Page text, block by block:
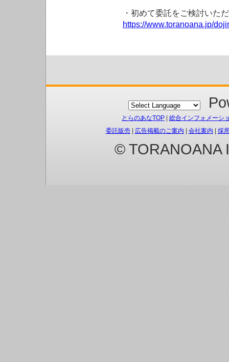
・初めて委託をご検討いた
https://www.toranoana.jp/
とらのあなTOP
総合インフォメーシ
委託販売| 広告掲載のご案内 会社案内 採
© TORANOANA